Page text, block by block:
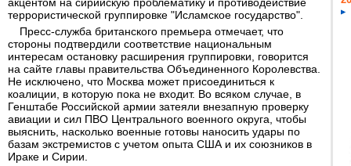
террористической группировке "Исламское государство".
Пресс-служба британского премьера отмечает, что
стороны подтвердили соответствие национальным
интересам остановку расширения группировки, говорится
на сайте главы правительства Объединенного Королевства.
Не исключено, что Москва может присоединиться к
коалиции, в которую пока не входит. Во всяком случае, в
Генштабе Российской армии затеяли внезапную проверку
авиации и сил ПВО Центрального военного округа, чтобы
выяснить, насколько военные готовы наносить удары по
базам экстремистов с учетом опыта США и их союзников в
Ираке и Сирии.